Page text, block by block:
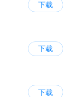
下载
下载
下载